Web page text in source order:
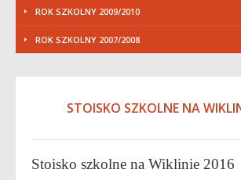
ROK SZKOLNY 2009/2010
ROK SZKOLNY 2007/2008
STOISKO SZKOLNE NA
Stoisko szkolne na Wiklinie 2016